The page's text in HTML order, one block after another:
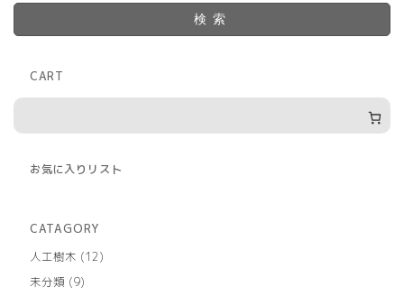
検索
CART
お気に入りリスト
CATAGORY
人工樹木
1212
未分類 99